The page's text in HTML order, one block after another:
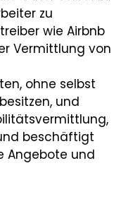
zu
wie Airbnb
Vermittlung von
ohne selbst
und
beschäftigt
Angebote und